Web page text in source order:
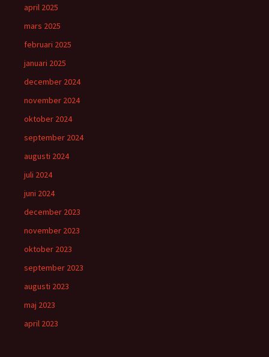
april 2025
mars 2025
februari 2025
januari 2025
december 2024
november 2024
oktober 2024
september 2024
augusti 2024
juli 2024
juni 2024
december 2023
november 2023
oktober 2023
september 2023
augusti 2023
maj 2023
april 2023